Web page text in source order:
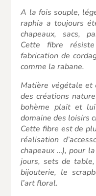
A la fois souple,
raphia a toujours
chapeaux, sacs,
Cette fibre
fabrication de
comme la rabane.
Matière végétale et
des créations
bohème plait et
domaine des loisirs
Cette fibre est de
réalisation
chapeaux …), pour
jours, sets de
bijouterie, le
l’art floral.